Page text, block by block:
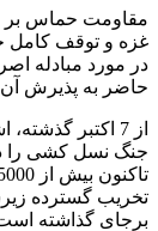
مقاومت حماس بر
غزه و توقف کامل
در مورد مبادله
حاضر به پذیرش
از 7 اکتبر
جنگ نسل کشی را در
تخریب گسترده
برجای گذاشته